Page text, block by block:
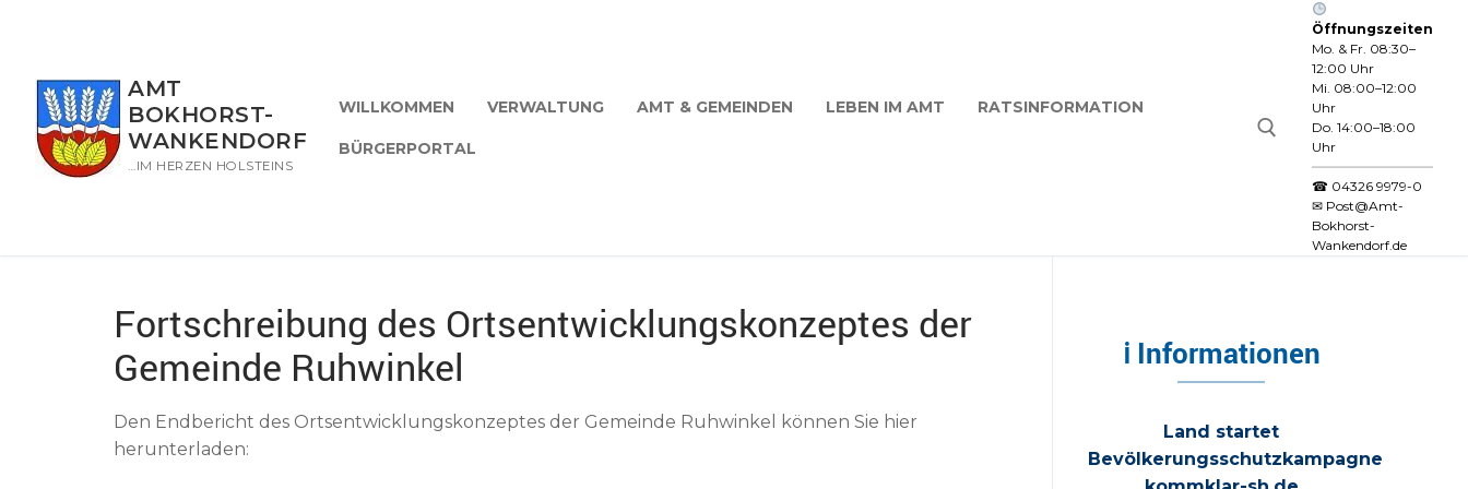
AMT
BOKHORST-
WANKENDORF
…IM HERZEN HOLSTEINS
WILLKOMMEN VERWALTUNG AMT & GEMEINDEN LEBEN IM AMT RATSINFORMATION
BÜRGERPORTAL
Öffnungszeiten
Mo. & Fr. 08:30–
12:00 Uhr
Mi. 08:00–12:00
Uhr
Do. 14:00–18:00
Uhr
☎ 04326 9979-0
✉ Post@Amt-
Bokhorst-
Wankendorf.de
Fortschreibung des Ortsentwicklungskonzeptes der
Gemeinde Ruhwinkel
Den Endbericht des Ortsentwicklungskonzeptes der Gemeinde Ruhwinkel können Sie hier
herunterladen:
ℹ Informationen
Land startet
Bevölkerungsschutzkampagne